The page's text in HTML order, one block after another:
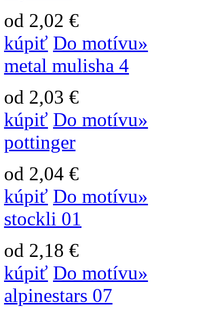
od 2,02 €
kúpiť Do motívu»
metal mulisha 4
od 2,03 €
kúpiť Do motívu»
pottinger
od 2,04 €
kúpiť Do motívu»
stockli 01
od 2,18 €
kúpiť Do motívu»
alpinestars 07